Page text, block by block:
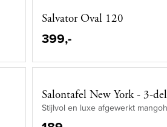
Salvator Oval 120
399,-
Salontafel New York - 3-
Stijlvol en luxe afgewerkt